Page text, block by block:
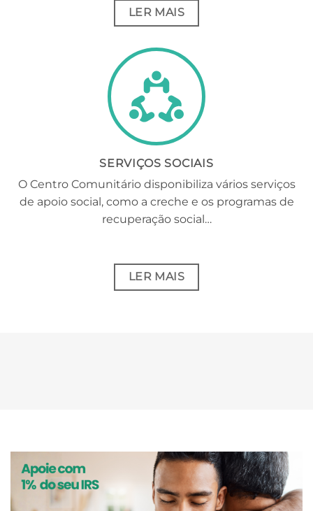
LER MAIS
SERVIÇOS SOCIAIS
O Centro Comunitário disponibiliza vários serviços
de apoio social, como a creche e os programas de
recuperação social…
LER MAIS